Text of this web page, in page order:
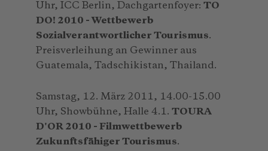
Uhr, ICC Berlin, Dachgartenfoyer: TO
DO! 2010 - Wettbewerb
Sozialverantwortlicher Tourismus.
Preisverleihung an Gewinner aus
Guatemala, Tadschikistan, Thailand.
Samstag, 12. März 2011, 14.00-15.00
Uhr, Showbühne, Halle 4.1. TOURA
D'OR 2010 - Filmwettbewerb
Zukunftsfähiger Tourismus.